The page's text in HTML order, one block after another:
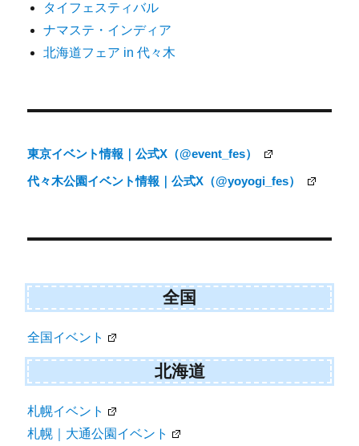
ー
シ
タイフェスティバル
ナマステ・インディア
北海道フェア in 代々木
東京イベント情報｜公式X（@event_fes）
代々木公園イベント情報｜公式X（@yoyogi_fes）
全国
全国イベント
北海道
札幌イベント
札幌｜大通公園イベント